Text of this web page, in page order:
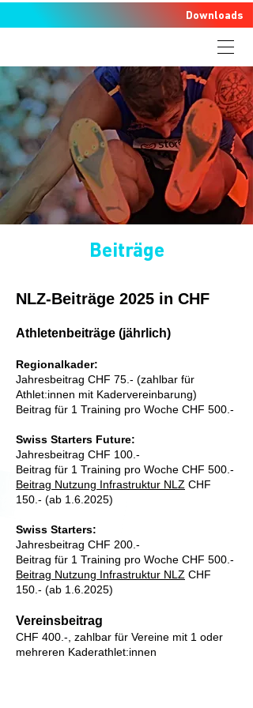
Downloads
Beiträge
NLZ-Beiträge 2025 in CHF
Athletenbeiträge (jährlich)
Regionalkader:
Jahresbeitrag CHF 75.- (zahlbar für
Athlet:innen mit Kadervereinbarung)
Beitrag für 1 Training pro Woche CHF 500.-
Swiss Starters Future:
Jahresbeitrag CHF 100.-
Beitrag für 1 Training pro Woche CHF 500.-
Beitrag Nutzung Infrastruktur NLZ CHF
150.- (ab 1.6.2025)
Swiss Starters:
Jahresbeitrag CHF 200.-
Beitrag für 1 Training pro Woche CHF 500.-
Beitrag Nutzung Infrastruktur NLZ CHF
150.- (ab 1.6.2025)
Vereinsbeitrag
CHF 400.-, zahlbar für Vereine mit 1 oder
mehreren Kaderathlet:innen